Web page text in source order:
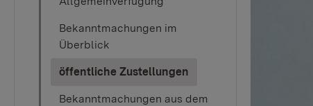
Bekanntmachungen im
Überblick
öffentliche Zustellungen
Bekanntmachungen aus dem